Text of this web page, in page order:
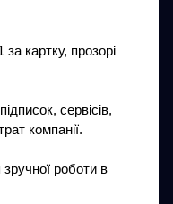
картку, прозорі
сервісів,
компанії.
роботи в